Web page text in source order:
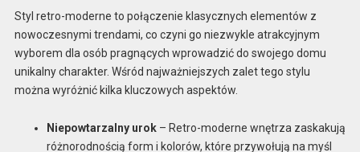
Styl retro-moderne to połączenie klasycznych elementów z
nowoczesnymi trendami, co czyni go niezwykle atrakcyjnym
wyborem dla osób pragnących wprowadzić do swojego domu
unikalny charakter. Wśród najważniejszych zalet tego stylu
można wyróżnić kilka kluczowych aspektów.
Niepowtarzalny urok– Retro-moderne wnętrza zaskakują
różnorodnością form i kolorów, które przywołują na myśl